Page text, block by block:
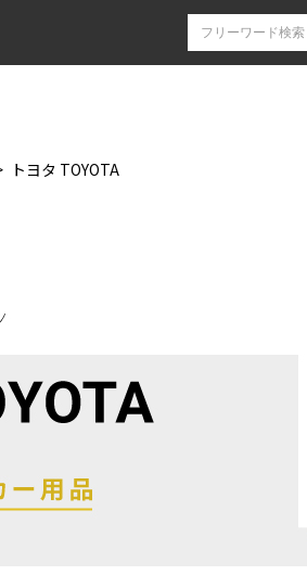
トヨタ TOYOTA